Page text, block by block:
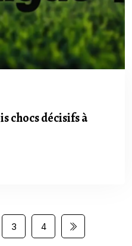
chocs décisifs à
3 4